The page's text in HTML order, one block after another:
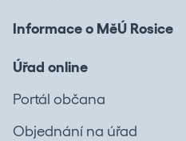
Informace o MěÚ Rosice
Úřad online
Portál občana
Objednání na úřad